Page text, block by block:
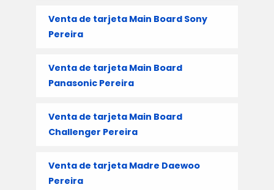
Venta de tarjeta Main Board Sony
Pereira
Venta de tarjeta Main Board
Panasonic Pereira
Venta de tarjeta Main Board
Challenger Pereira
Venta de tarjeta Madre Daewoo
Pereira